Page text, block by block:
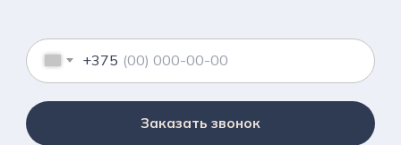
+375
Заказать звонок